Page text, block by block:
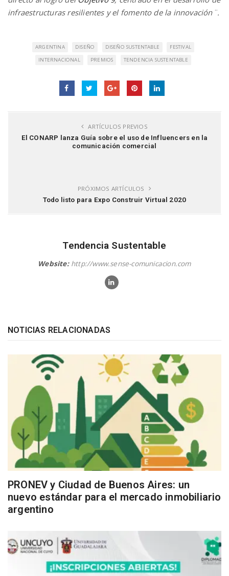
infraestructuras resilientes y el fomento de la innovación¨.
ARGENTINA DISEÑO DISEÑO SUSTENTABLE
FESTIVAL
INTERNACIONAL
PREMIOS TENDENCIA SUSTENTABLE
ARTÍCULOS PREVIOS
El CONARP lanza Guía sobre el uso de Influencers en la
comunicación comercial
PRÓXIMOS ARTÍCULOS
Todo listo para Expo Construir Virtual 2020
Tendencia Sustentable
Website: http://www.sense-comunicacion.com
NOTICIAS RELACIONADAS
PRONEV y Ciudad de Buenos Aires: un
nuevo estándar para el mercado inmobiliario
argentino